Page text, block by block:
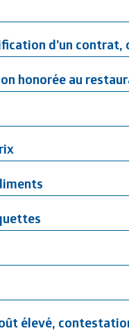
d’un contrat,
honorée au
élevé,